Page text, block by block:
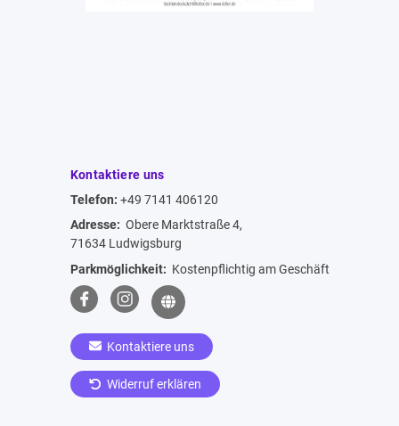
Kontaktiere uns
Telefon: +49 7141 406120
Adresse: Obere Marktstraße 4,
71634 Ludwigsburg
Parkmöglichkeit: Kostenpflichtig am Geschäft
Kontaktiere uns
Widerruf erklären